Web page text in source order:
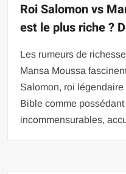
Roi Salomon vs
est le plus riche ?
Les rumeurs de
Mansa Moussa
Salomon, roi légendaire
Bible comme
incommensurables,